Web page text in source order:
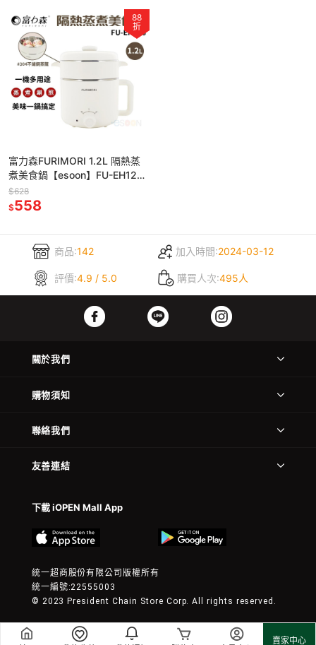
賣家中心
88
折
富力森FURIMORI 1.2L 隔熱蒸
煮美食鍋【esoon】FU-EH126
現貨 免運 宿舍 快煮鍋 蒸煮鍋
電火鍋
$628
$558
商品:142 加入時間:2024-03-12
評價:4.9 / 5.0 購買人次:495人
關於我們
購物須知
聯絡我們
友善連結
下載 iOPEN Mall App
統一超商股份有限公司版權所有
統一編號:22555003
© 2023 President Chain Store Corp. All rights reserved.